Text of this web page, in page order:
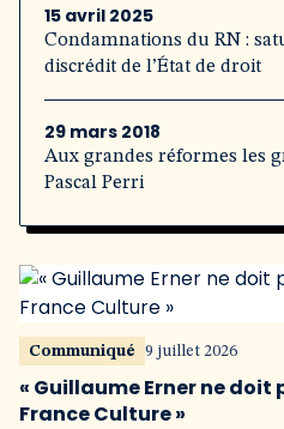
15 avril 2025
Condamnations du RN :
discrédit de l’État de droit
29 mars 2018
Aux grandes réformes les
Pascal Perri
Communiqué 9 juillet 2026
« Guillaume Erner ne doit
France Culture »